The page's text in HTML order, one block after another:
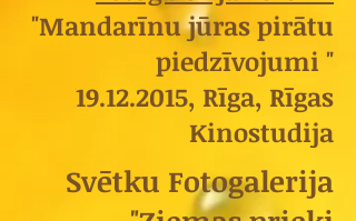
"Mandarīnu jūras pirātu
piedzīvojumi "
19.12.2015, Rīga, Rīgas
Kinostudija
Svētku Fotogalerija